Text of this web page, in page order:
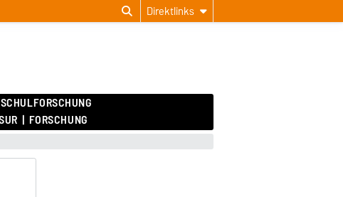
Direktlinks
FORSCHUNG